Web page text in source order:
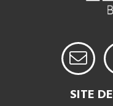
SITE